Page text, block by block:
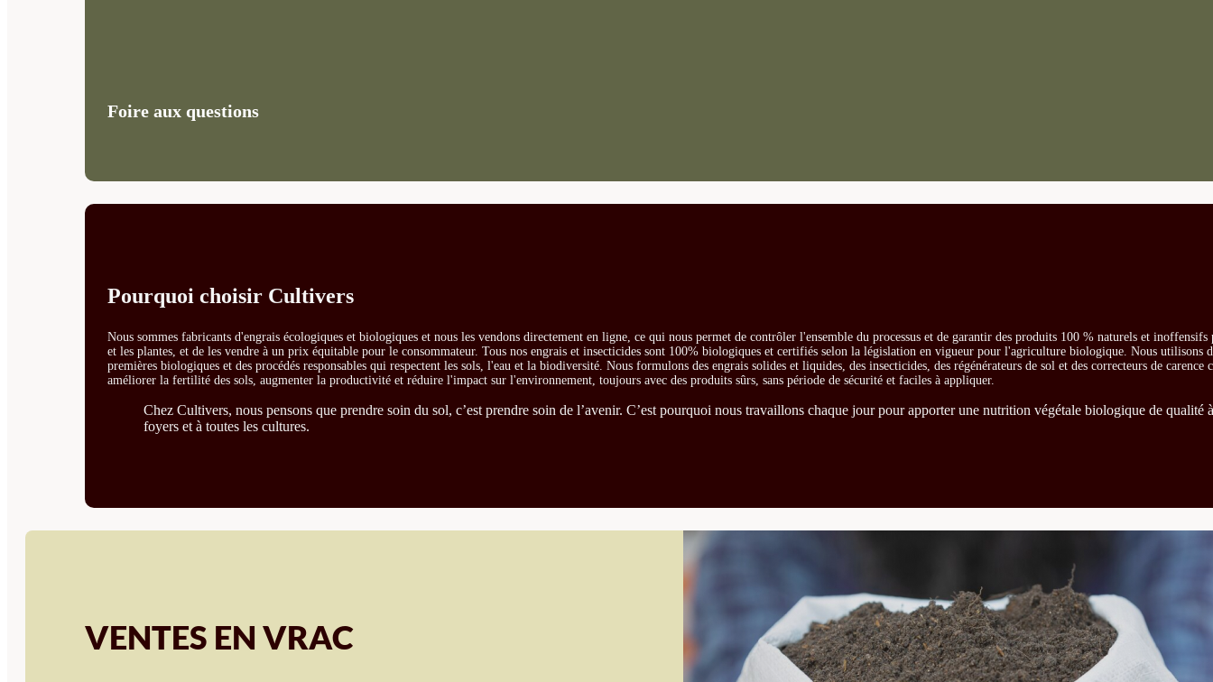
Foire aux questions
Pourquoi choisir Cultivers
Nous sommes fabricants d'engrais écologiques et biologiques et nous les vendons directement en ligne, ce qui nous permet de contrôler l'ensemble du processus et de garantir des produits 100 % naturels et
et les plantes, et de les vendre à un prix équitable pour le consommateur. Tous nos engrais et insecticides sont 100% biologiques et certifiés selon la législation en vigueur pour l'agriculture biologique. Nous utilisons
premières biologiques et des procédés responsables qui respectent les sols, l'eau et la biodiversité. Nous formulons des engrais solides et liquides, des insecticides, des régénérateurs de sol et des correcteurs de carence
améliorer la fertilité des sols, augmenter la productivité et réduire l'impact sur l'environnement, toujours avec des produits sûrs, sans période de sécurité et faciles à appliquer.
Chez Cultivers, nous pensons que prendre soin du sol, c’est prendre soin de l’avenir. C’est pourquoi nous travaillons chaque jour pour apporter une nutrition végétale biologique de qualité
foyers et à toutes les cultures.
VENTES EN VRAC